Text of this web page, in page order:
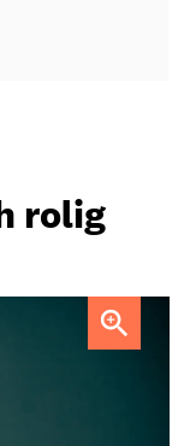
rolig